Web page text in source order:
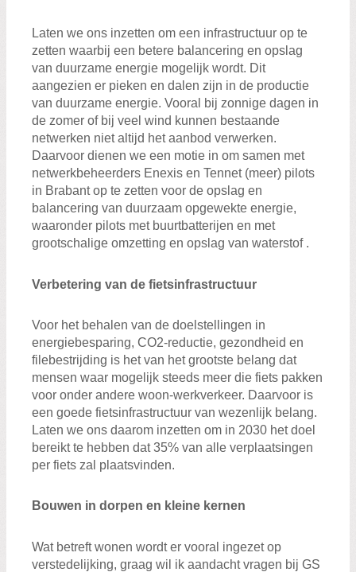
Laten we ons inzetten om een infrastructuur op te
zetten waarbij een betere balancering en opslag
van duurzame energie mogelijk wordt. Dit
aangezien er pieken en dalen zijn in de productie
van duurzame energie. Vooral bij zonnige dagen in
de zomer of bij veel wind kunnen bestaande
netwerken niet altijd het aanbod verwerken.
Daarvoor dienen we een motie in om samen met
netwerkbeheerders Enexis en Tennet (meer) pilots
in Brabant op te zetten voor de opslag en
balancering van duurzaam opgewekte energie,
waaronder pilots met buurtbatterijen en met
grootschalige omzetting en opslag van waterstof .
Verbetering van de fietsinfrastructuur
Voor het behalen van de doelstellingen in
energiebesparing, CO2-reductie, gezondheid en
filebestrijding is het van het grootste belang dat
mensen waar mogelijk steeds meer die fiets pakken
voor onder andere woon-werkverkeer. Daarvoor is
een goede fietsinfrastructuur van wezenlijk belang.
Laten we ons daarom inzetten om in 2030 het doel
bereikt te hebben dat 35% van alle verplaatsingen
per fiets zal plaatsvinden.
Bouwen in dorpen en kleine kernen
Wat betreft wonen wordt er vooral ingezet op
verstedelijking, graag wil ik aandacht vragen bij GS